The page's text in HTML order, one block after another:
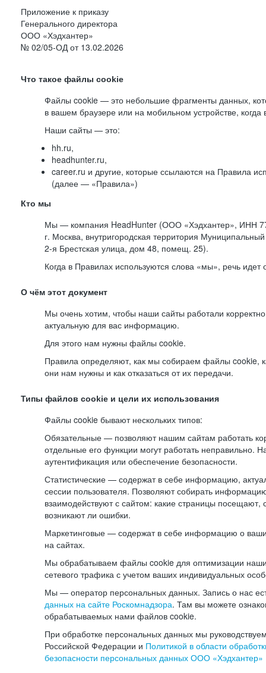
Приложение к приказу
Генерального директора
ООО «Хэдхантер»
№ 02/05-ОД от 13.02.2026
Что такое файлы cookie
Файлы cookie — это небольшие фрагменты данных,
в вашем браузере или на мобильном устройстве,
Наши сайты — это:
hh.ru,
headhunter.ru,
career.ru и другие, которые ссылаются на Правила
(далее — «Правила»)
Кто мы
Мы — компания HeadHunter (ООО «Хэдхантер», ИНН
г. Москва, внутригородская территория Муниципальный
2-я Брестская улица, дом 48, помещ. 25).
Когда в Правилах используются слова «мы», речь
О чём этот документ
Мы очень хотим, чтобы наши сайты работали
актуальную для вас информацию.
Для этого нам нужны файлы cookie.
Правила определяют, как мы собираем файлы cookie,
они нам нужны и как отказаться от их передачи.
Типы файлов cookie и цели их использования
Файлы cookie бывают нескольких типов:
Обязательные — позволяют нашим сайтам работать
отдельные его функции могут работать неправильно.
аутентификация или обеспечение безопасности.
Статистические — содержат в себе информацию,
сессии пользователя. Позволяют собирать
взаимодействуют с сайтом: какие страницы посещают,
возникают ли ошибки.
Маркетинговые — содержат в себе информацию о
на сайтах.
Мы обрабатываем файлы cookie для оптимизации
сетевого трафика с учетом ваших индивидуальных
Мы — оператор персональных данных. Запись о нас
данных на сайте Роскомнадзора. Там вы можете
обрабатываемых нами файлов cookie.
При обработке персональных данных мы
Российской Федерации и Политикой в области
безопасности персональных данных ООО «Хэдхантер»